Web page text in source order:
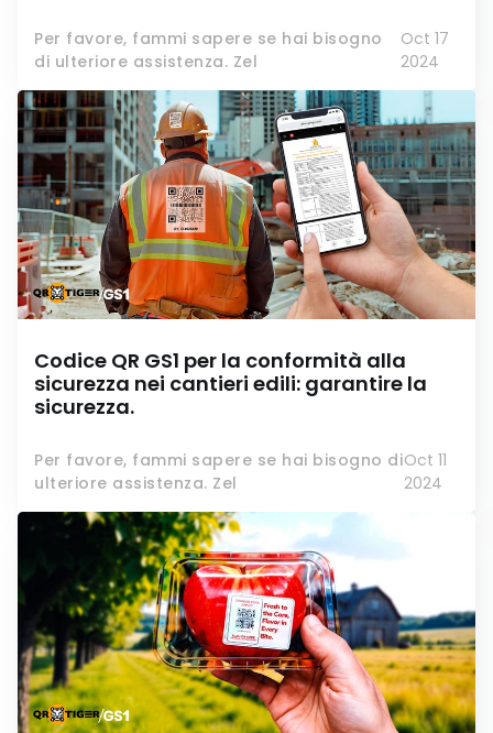
Per favore, fammi sapere se hai bisogno
di ulteriore assistenza. Zel
Oct 17
2024
Codice QR GS1 per la conformità alla
sicurezza nei cantieri edili: garantire la
sicurezza.
Per favore, fammi sapere se hai bisogno di
ulteriore assistenza. Zel
Oct 11
2024